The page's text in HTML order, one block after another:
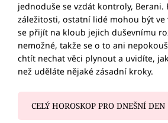
jednoduše se vzdát kontroly,
záležitosti, ostatní lidé mohou být ve
se přijít na kloub jejich duševnímu
nemožné, takže se o to ani
chtít nechat věci plynout a uvidíte,
než uděláte nějaké zásadní kroky.
CELÝ HOROSKOP PRO DNEŠNÍ DEN